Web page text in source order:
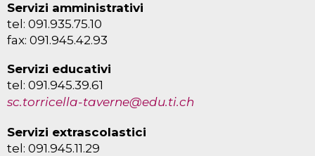
Servizi amministrativi
tel: 091.935.75.10
fax: 091.945.42.93
Servizi educativi
tel: 091.945.39.61
sc.torricella-taverne@edu.ti.ch
Servizi extrascolastici
tel: 091.945.11.29